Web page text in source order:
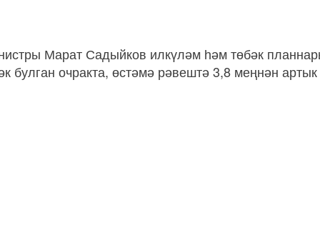
Марат Садыйков илкүләм һәм төбәк
булган очракта, өстәмә рәвештә 3,8 меңнән